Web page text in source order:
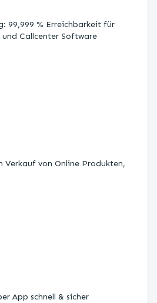
99,999 % Erreichbarkeit für
Callcenter Software
Verkauf von Online Produkten,
App schnell & sicher